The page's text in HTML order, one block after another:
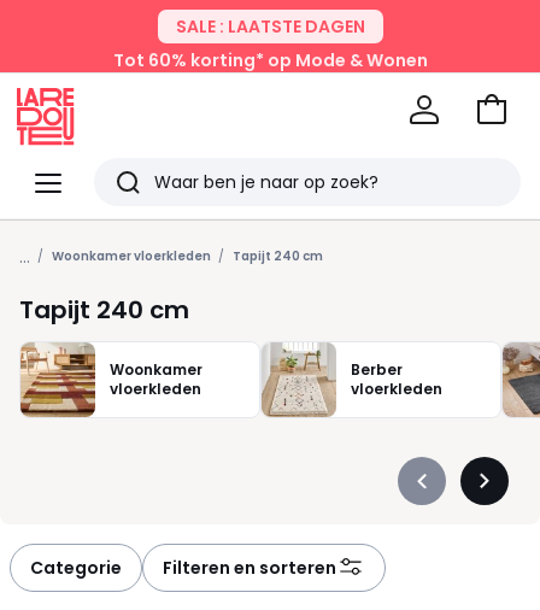
SALE : LAATSTE DAGEN
Tot 60% korting* op Mode & Wonen
Menu
Redoute
Zoeken
Laatst
bekeken
Naar
... Woonkamer vloerkleden Tapijt 240 cm
Tapijt 240 cm
Woonkamer
vloerkleden
Berber
vloerkleden
Précédent
Categorie Filteren en sorteren